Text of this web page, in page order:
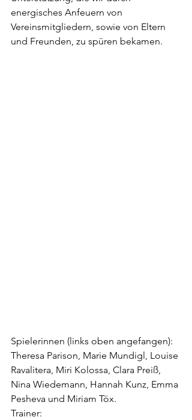
energisches Anfeuern von
Vereinsmitgliedern, sowie von Eltern
und Freunden, zu spüren bekamen.
Spielerinnen (links oben angefangen):
Theresa Parison, Marie Mundigl, Louise
Ravalitera, Miri Kolossa, Clara Preiß,
Nina Wiedemann, Hannah Kunz, Emma
Pesheva und Miriam Töx.
Trainer: